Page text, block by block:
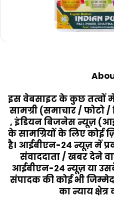
इस वेबसाइट के कुछ तत्वों में
सामग्री (समाचार / फोटो /
, इंडियन बिजनेस न्यूज़
के सामग्रियों के लिए कोई
है। आईबीएन-24 न्यूज़ में
संवाददाता / खबर देने
आईबीएन-24 न्यूज़ या
संपादक की कोई भी
का न्याय क्षेत्र